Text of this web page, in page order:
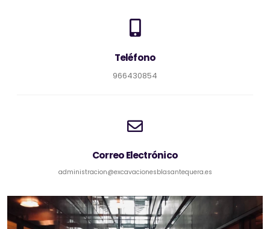
Teléfono
966430854
Correo Electrónico
administracion@excavacionesblasantequera.es